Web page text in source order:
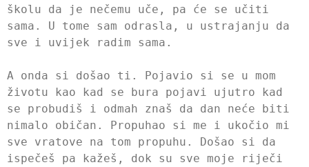
školu da je nečemu uče, pa će se učiti
sama. U tome sam odrasla, u ustrajanju da
sve i uvijek radim sama.
A onda si došao ti. Pojavio si se u mom
životu kao kad se bura pojavi ujutro kad
se probudiš i odmah znaš da dan neće biti
nimalo običan. Propuhao si me i ukočio mi
sve vratove na tom propuhu. Došao si da
ispečeš pa kažeš, dok su sve moje riječi